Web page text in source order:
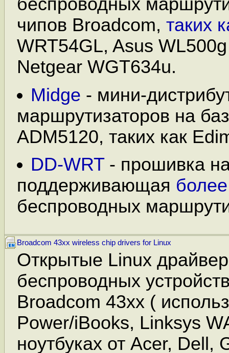
беспроводных
чипов Broadcom, таких
WRT54GL, Asus
Netgear WGT634u.
Midge - мини-
маршрутизаторов на
ADM5120, таких как
DD-WRT- прошивка
поддерживающая
беспроводных
Broadcom 43xx wireless chip drivers for Linux
Открытые Linux
беспроводных
Broadcom 43xx (
Power/iBooks, Linksys
ноутбуках от Acer, Dell,